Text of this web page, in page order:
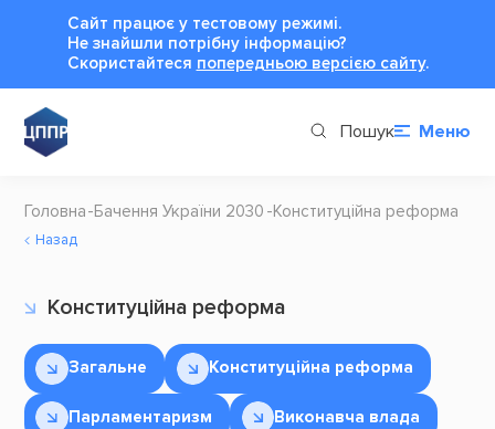
Сайт працює у тестовому режимі.
Не знайшли потрібну інформацію?
Cкористайтеся попередньою версією сайту.
Пошук Меню
Головна Бачення України 2030 Конституційна реформа
Назад
Конституційна реформа
Загальне Конституційна реформа
Парламентаризм Виконавча влада